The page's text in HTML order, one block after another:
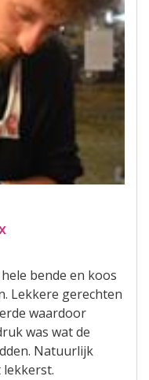
bende en koos
Lekkere gerechten
waardoor
was wat de
Natuurlijk